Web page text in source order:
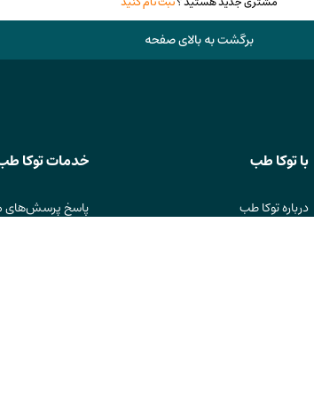
برگشت به بالای صفحه
با توکا طب
درباره توکا طب
خدمات توکا
پاسخ پرسش‌های